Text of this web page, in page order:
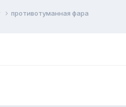
противотуманная фара